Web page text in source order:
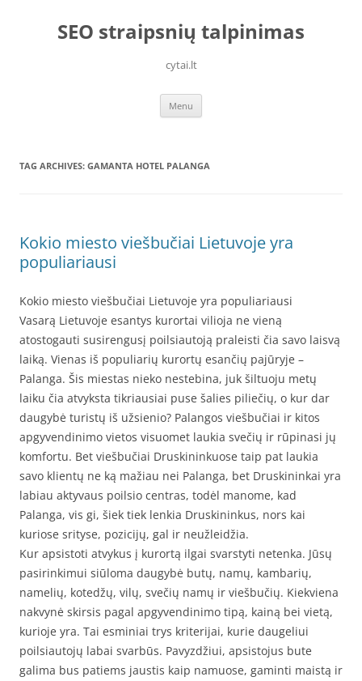
contentSEO straipsnių talpinimas
cytai.lt
Menu
TAG ARCHIVES: GAMANTA HOTEL PALANGA
Kokio miesto viešbučiai Lietuvoje yra
populiariausi
Kokio miesto viešbučiai Lietuvoje yra populiariausi
Vasarą Lietuvoje esantys kurortai vilioja ne vieną
atostogauti susirengusį poilsiautoją praleisti čia savo laisvą
laiką. Vienas iš populiarių kurortų esančių pajūryje –
Palanga. Šis miestas nieko nestebina, juk šiltuoju metų
laiku čia atvyksta tikriausiai puse šalies piliečių, o kur dar
daugybė turistų iš užsienio? Palangos viešbučiai ir kitos
apgyvendinimo vietos visuomet laukia svečių ir rūpinasi jų
komfortu. Bet viešbučiai Druskininkuose taip pat laukia
savo klientų ne ką mažiau nei Palanga, bet Druskininkai yra
labiau aktyvaus poilsio centras, todėl manome, kad
Palanga, vis gi, šiek tiek lenkia Druskininkus, nors kai
kuriose srityse, pozicijų, gal ir neužleidžia.
Kur apsistoti atvykus į kurortą ilgai svarstyti netenka. Jūsų
pasirinkimui siūloma daugybė butų, namų, kambarių,
namelių, kotedžų, vilų, svečių namų ir viešbučių. Kiekviena
nakvynė skirsis pagal apgyvendinimo tipą, kainą bei vietą,
kurioje yra. Tai esminiai trys kriterijai, kurie daugeliui
poilsiautojų labai svarbūs. Pavyzdžiui, apsistojus bute
galima bus patiems jaustis kaip namuose, gaminti maistą ir